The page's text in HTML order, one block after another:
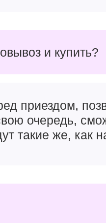
и купить?
приездом,
очередь,
такие же, как